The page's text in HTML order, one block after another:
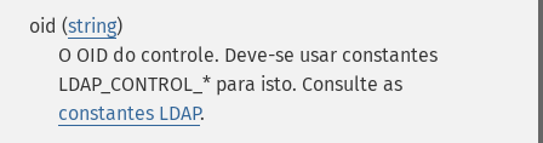
oid (string)
O OID do controle. Deve-se usar constantes
LDAP_CONTROL_* para isto. Consulte as
constantes LDAP.